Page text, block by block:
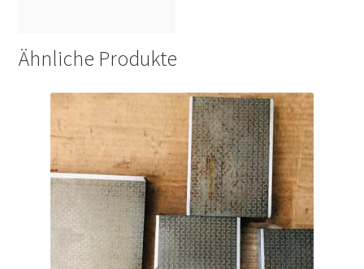
Ähnliche Produkte